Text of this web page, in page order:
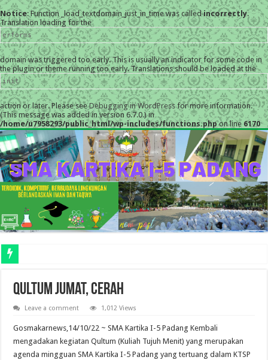
Notice: Function _load_textdomain_just_in_time was calledincorrectly.
Translation loading for the
erforms
domain was triggered too early. This is usually an indicator for some code in
the plugin or theme running too early. Translations should be loaded at the
init
action or later. Please seeDebugging in WordPressfor more information.
(This message was added in version 6.7.0.) in
/home/u7958293/public_html/wp-includes/functions.phpon line 6170
IFORTE NATIONAL DANCE COMPETITION INSPIRASI DIRI 2026
Meriah dan Penuh Makna: Isra’ Mikraj 1447 – 2026 di SMA Kartika I-5 Padang
Pelantikan Anggota, Bantara, dan Laksana Pramuka Gugus Depan Tan Malaka
MESKI DIGUYUR HUJAN, PERAYAAN HGN TETAP MERIAH
Qultum Jumat, Cerah
Leave a comment 1,012 Views
Gosmakarnews,14/10/22 ~ SMA Kartika I-5 Padang Kembali
mengadakan kegiatan Qultum (Kuliah Tujuh Menit) yang merupakan
agenda mingguan SMA Kartika I-5 Padang yang tertuang dalam KTSP